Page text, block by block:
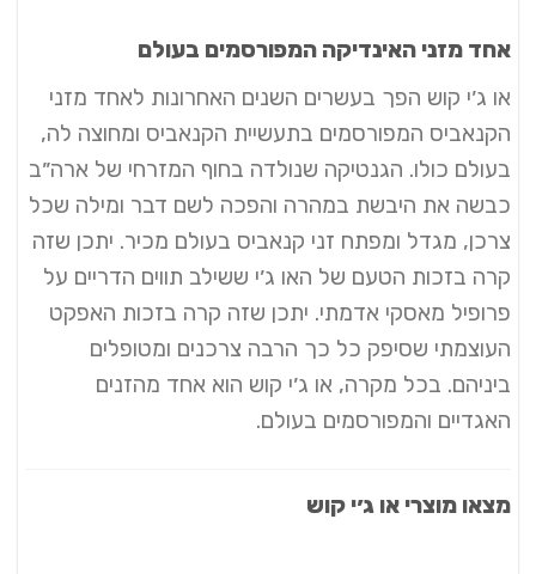
אחד מזני האינדיקה המפורסמים בעולם
או ג׳י קוש הפך בעשרים השנים האחרונות לאחד מזני
הקנאביס המפורסמים בתעשיית הקנאביס ומחוצה לה,
בעולם כולו. הגנטיקה שנולדה בחוף המזרחי של ארה״ב
כבשה את היבשת במהרה והפכה לשם דבר ומילה שכל
צרכן, מגדל ומפתח זני קנאביס בעולם מכיר. יתכן שזה
קרה בזכות הטעם של האו ג׳י ששילב תווים הדריים על
פרופיל מאסקי אדמתי. יתכן שזה קרה בזכות האפקט
העוצמתי שסיפק כל כך הרבה צרכנים ומטופלים
ביניהם. בכל מקרה, או ג׳י קוש הוא אחד מהזנים
האגדיים והמפורסמים בעולם.
מצאו מוצרי או ג׳י קוש